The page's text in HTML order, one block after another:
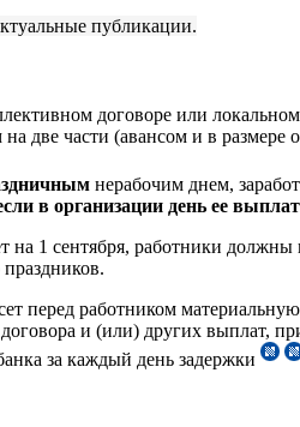
публикации.
договоре или
две части (авансом и в
нерабочим днем,
в организации день ее
на 1 сентября, работники
праздников.
перед работником
и (или) других выплат,
за каждый день задержки